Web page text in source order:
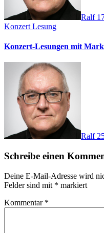
Ralf
Konzert Lesung
Konzert-Lesungen mit
Ralf
Schreibe einen
Deine E-Mail-Adresse wird
Felder sind mit * markiert
Kommentar *